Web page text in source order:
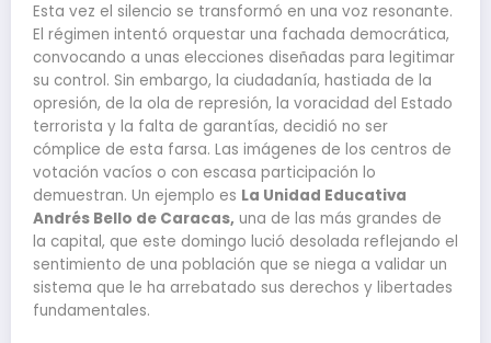
Esta vez el silencio se transformó en una voz resonante.
El régimen intentó orquestar una fachada democrática,
convocando a unas elecciones diseñadas para legitimar
su control. Sin embargo, la ciudadanía, hastiada de la
opresión, de la ola de represión, la voracidad del Estado
terrorista y la falta de garantías, decidió no ser
cómplice de esta farsa. Las imágenes de los centros de
votación vacíos o con escasa participación lo
demuestran. Un ejemplo es La Unidad Educativa
Andrés Bello de Caracas, una de las más grandes de
la capital, que este domingo lució desolada reflejando el
sentimiento de una población que se niega a validar un
sistema que le ha arrebatado sus derechos y libertades
fundamentales.